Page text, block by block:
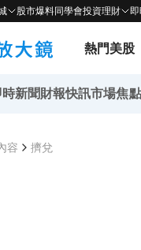
股市爆料同學會投資理財
熱門美股
新聞財報快訊市場焦點
容 擠兌